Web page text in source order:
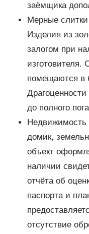
заёмщика
Мерные
Изделия из
залогом при
изготовителя.
помещаются в
до полного
Недвижимость
домик,
объект
наличии
отчёта об
паспорта и
отсутствие